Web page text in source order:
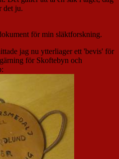
det ju.
för min släktforskning.
jag nu ytterliager ett 'bevis' för
för Skoftebyn och